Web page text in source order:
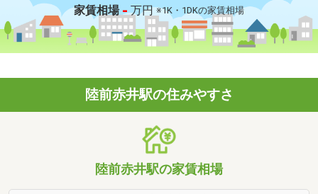
家賃相場 - 万円 ※1K・1DKの家賃相場
陸前赤井駅の住みやすさ
陸前赤井駅の家賃相場